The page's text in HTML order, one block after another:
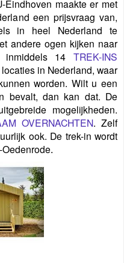
Eindhoven maakte er met
een prijsvraag van,
in heel Nederland te
andere ogen kijken naar
14 TREK-INS
in Nederland, waar
worden. Wilt u een
bevalt, dan kan dat. De
mogelijkheden.
OVERNACHTEN. Zelf
ook. De trek-in wordt
.